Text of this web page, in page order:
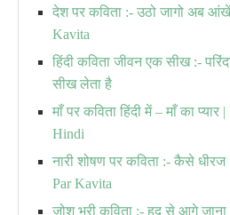
देश पर कविता :- उठो जागो अब
Kavita
हिंदी कविता जीवन एक सीख :-
सीख लेता है
माँ पर कविता हिंदी में – माँ का
Hindi
नारी शोषण पर कविता :- कैसे
Par Kavita
जोश भरी कविता :- हद से आगे जाना